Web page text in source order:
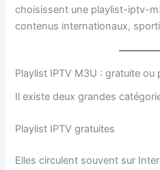
choisissent une playlist-iptv-
contenus internationaux,
Playlist IPTV M3U : gratuite ou
Il existe deux grandes
Playlist IPTV gratuites
Elles circulent souvent sur